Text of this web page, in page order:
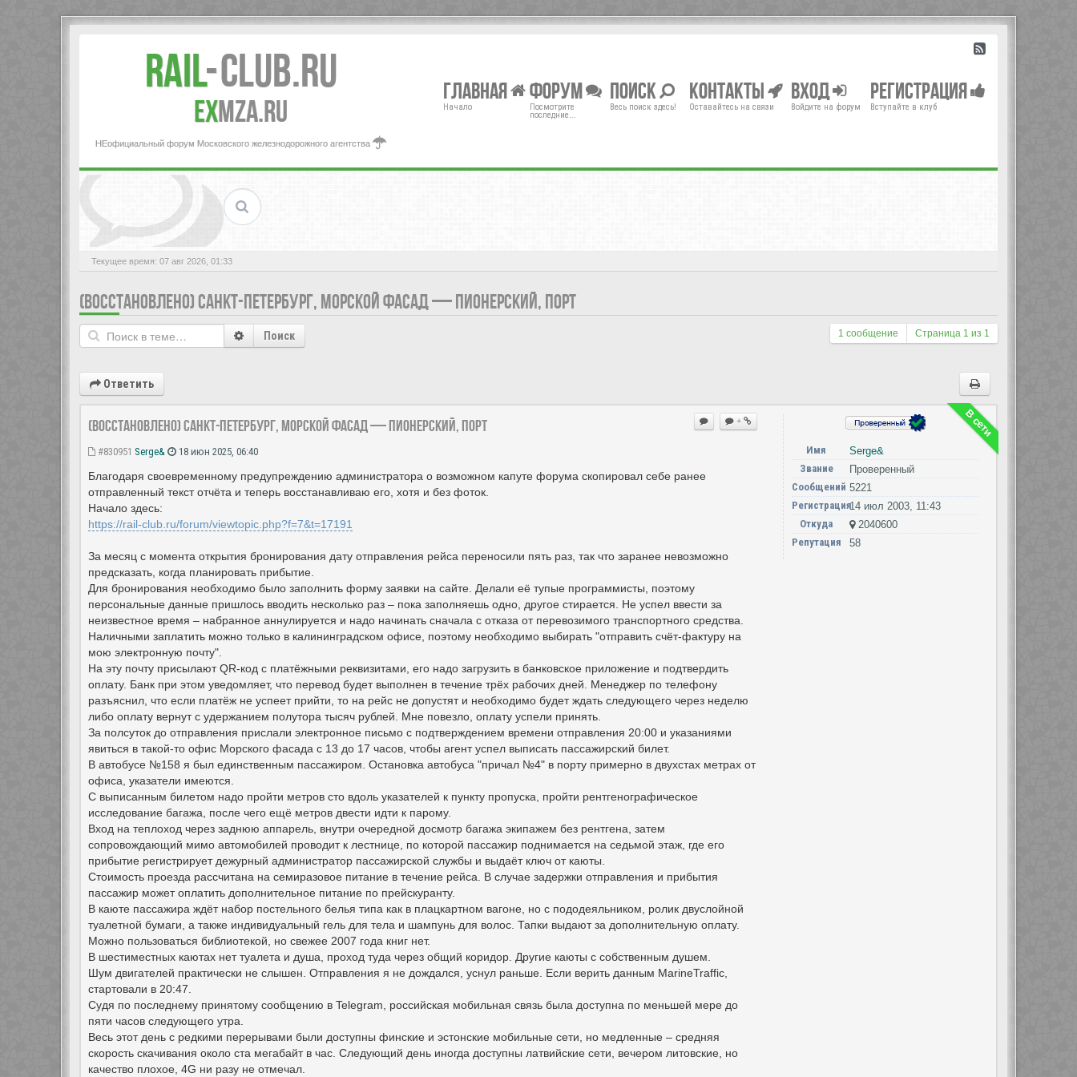
Rail-Club.RU
exMZA.RU
НЕофициальный форум Московского железнодорожного агентства
Главная
Начало
Форум
Посмотрите
последние...
Поиск
Весь поиск здесь!
Контакты
Оставайтесь на связи
Вход
Войдите на форум
Регистрация
Вступайте в клуб
Текущее время: 07 авг 2026, 01:33
(ВОССТАНОВЛЕНО) САНКТ-ПЕТЕРБУРГ, МОРСКОЙ ФАСАД — ПИОНЕРСКИЙ, ПОРТ
1 сообщение Страница 1 из 1
Поиск
Ответить
+
(восстановлено) Санкт-Петербург, Морской Фасад — Пионерский, порт
#830951 Serge& 18 июн 2025, 06:40
Благодаря своевременному предупреждению администратора о возможном капуте форума скопировал себе ранее
отправленный текст отчёта и теперь восстанавливаю его, хотя и без фоток.
Начало здесь:
https://rail-club.ru/forum/viewtopic.php?f=7&t=17191
За месяц с момента открытия бронирования дату отправления рейса переносили пять раз, так что заранее невозможно
предсказать, когда планировать прибытие.
Для бронирования необходимо было заполнить форму заявки на сайте. Делали её тупые программисты, поэтому
персональные данные пришлось вводить несколько раз – пока заполняешь одно, другое стирается. Не успел ввести за
неизвестное время – набранное аннулируется и надо начинать сначала с отказа от перевозимого транспортного средства.
Наличными заплатить можно только в калининградском офисе, поэтому необходимо выбирать "отправить счёт-фактуру на
мою электронную почту".
На эту почту присылают QR-код с платёжными реквизитами, его надо загрузить в банковское приложение и подтвердить
оплату. Банк при этом уведомляет, что перевод будет выполнен в течение трёх рабочих дней. Менеджер по телефону
разъяснил, что если платёж не успеет прийти, то на рейс не допустят и необходимо будет ждать следующего через неделю
либо оплату вернут с удержанием полутора тысяч рублей. Мне повезло, оплату успели принять.
За полсуток до отправления прислали электронное письмо с подтверждением времени отправления 20:00 и указаниями
явиться в такой-то офис Морского фасада с 13 до 17 часов, чтобы агент успел выписать пассажирский билет.
В автобусе №158 я был единственным пассажиром. Остановка автобуса "причал №4" в порту примерно в двухстах метрах от
офиса, указатели имеются.
С выписанным билетом надо пройти метров сто вдоль указателей к пункту пропуска, пройти рентгенографическое
исследование багажа, после чего ещё метров двести идти к парому.
Вход на теплоход через заднюю аппарель, внутри очередной досмотр багажа экипажем без рентгена, затем
сопровождающий мимо автомобилей проводит к лестнице, по которой пассажир поднимается на седьмой этаж, где его
прибытие регистрирует дежурный администратор пассажирской службы и выдаёт ключ от каюты.
Стоимость проезда рассчитана на семиразовое питание в течение рейса. В случае задержки отправления и прибытия
пассажир может оплатить дополнительное питание по прейскуранту.
В каюте пассажира ждёт набор постельного белья типа как в плацкартном вагоне, но с пододеяльником, ролик двуслойной
туалетной бумаги, а также индивидуальный гель для тела и шампунь для волос. Тапки выдают за дополнительную оплату.
Можно пользоваться библиотекой, но свежее 2007 года книг нет.
В шестиместных каютах нет туалета и душа, проход туда через общий коридор. Другие каюты с собственным душем.
Шум двигателей практически не слышен. Отправления я не дождался, уснул раньше. Если верить данным MarineTraffic,
стартовали в 20:47.
Судя по последнему принятому сообщению в Telegram, российская мобильная связь была доступна по меньшей мере до
пяти часов следующего утра.
Весь этот день с редкими перерывами были доступны финские и эстонские мобильные сети, но медленные – средняя
скорость скачивания около ста мегабайт в час. Следующий день иногда доступны латвийские сети, вечером литовские, но
качество плохое, 4G ни разу не отмечал.
Имя
Serge&
Звание
Проверенный
Сообщений 5221
Регистрация14 июл 2003, 11:43
Откуда
2040600
Репутация
58
В сети